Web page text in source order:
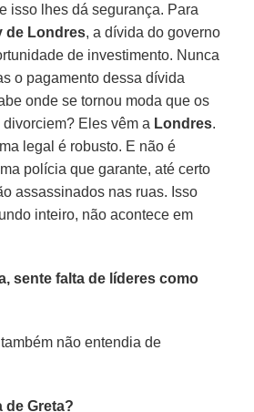
isso lhes dá segurança. Para
de Londres, a dívida do governo
de investimento. Nunca
o pagamento dessa dívida
onde se tornou moda que os
Eles vêm a Londres.
legal é robusto. E não é
polícia que garante, até certo
assassinados nas ruas. Isso
inteiro, não acontece em
sente falta de líderes como
também não entendia de
de Greta?